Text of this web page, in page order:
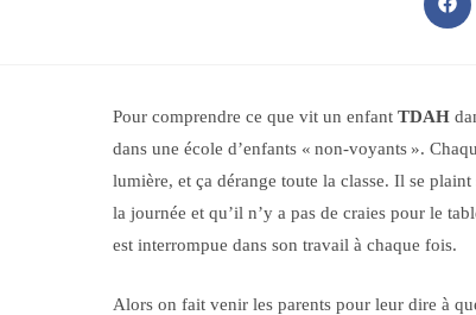
dans
Pour comprendre ce que vit un enfant TDAH
dans une école d’enfants « non-voyants ».
lumière, et ça dérange toute la classe. Il se
la journée et qu’il n’y a pas de craies pour le
est interrompue dans son travail à chaque fois.
Alors on fait venir les parents pour leur dire à